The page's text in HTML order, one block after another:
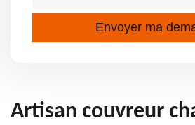
Artisan couvreur